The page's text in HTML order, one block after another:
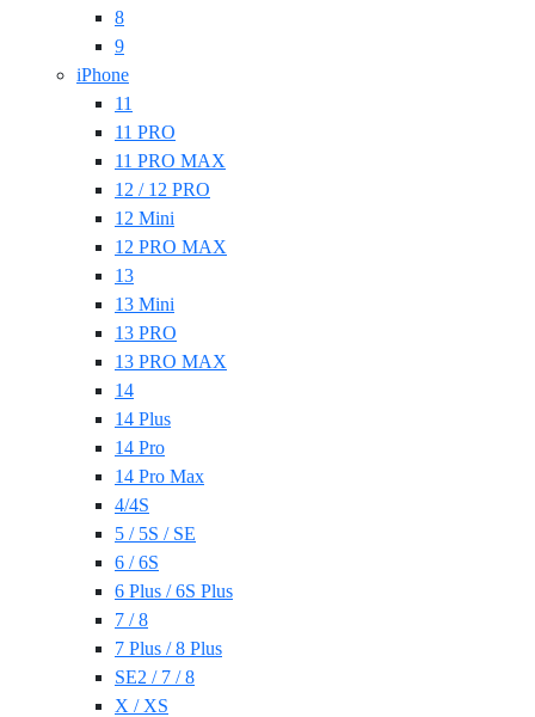
8
9
iPhone
11
11 PRO
11 PRO MAX
12 / 12 PRO
12 Mini
12 PRO MAX
13
13 Mini
13 PRO
13 PRO MAX
14
14 Plus
14 Pro
14 Pro Max
4/4S
5 / 5S / SE
6 / 6S
6 Plus / 6S Plus
7 / 8
7 Plus / 8 Plus
SE2 / 7 / 8
X / XS